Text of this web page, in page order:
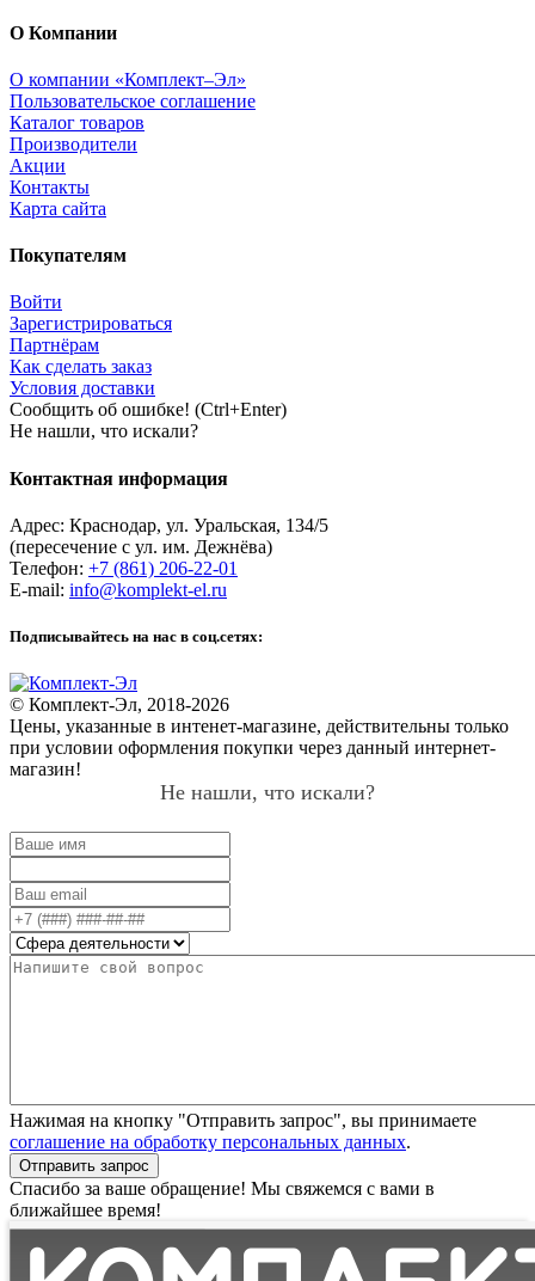
О Компании
О компании «Комплект–Эл»
Пользовательское соглашение
Каталог товаров
Производители
Акции
Контакты
Карта сайта
Покупателям
Войти
Зарегистрироваться
Партнёрам
Как сделать заказ
Условия доставки
Сообщить об ошибке! (Ctrl+Enter)
Не нашли, что искали?
Контактная информация
Адрес: Краснодар, ул. Уральская, 134/5
(пересечение с ул. им. Дежнёва)
Телефон: +7 (861) 206-22-01
E-mail: info@komplekt-el.ru
Подписывайтесь на нас в соц.сетях:
© Комплект-Эл, 2018-2026
Цены, указанные в интенет-магазине, действительны только
при условии оформления покупки через данный интернет-
магазин!
Не нашли, что искали?
Нажимая на кнопку "Отправить запрос", вы принимаете
соглашение на обработку персональных данных.
Отправить запрос
Спасибо за ваше обращение! Мы свяжемся с вами в
ближайшее время!